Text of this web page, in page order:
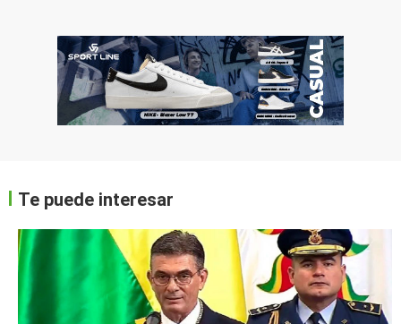
Te puede interesar